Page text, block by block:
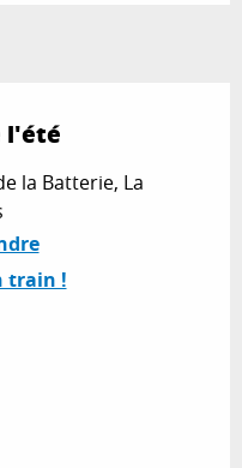
l'été
la Batterie, La
train !